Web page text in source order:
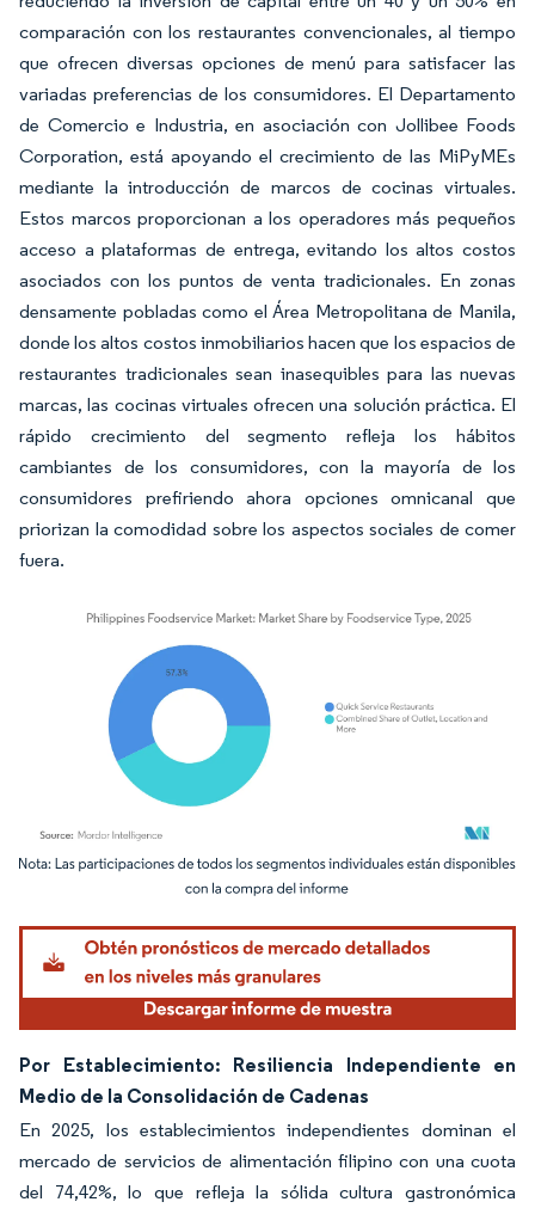
comparación con los restaurantes convencionales, al tiempo
que ofrecen diversas opciones de menú para satisfacer las
variadas preferencias de los consumidores. El Departamento
de Comercio e Industria, en asociación con Jollibee Foods
Corporation, está apoyando el crecimiento de las MiPyMEs
mediante la introducción de marcos de cocinas virtuales.
Estos marcos proporcionan a los operadores más pequeños
acceso a plataformas de entrega, evitando los altos costos
asociados con los puntos de venta tradicionales. En zonas
densamente pobladas como el Área Metropolitana de Manila,
donde los altos costos inmobiliarios hacen que los espacios de
restaurantes tradicionales sean inasequibles para las nuevas
marcas, las cocinas virtuales ofrecen una solución práctica. El
rápido crecimiento del segmento refleja los hábitos
cambiantes de los consumidores, con la mayoría de los
consumidores prefiriendo ahora opciones omnicanal que
priorizan la comodidad sobre los aspectos sociales de comer
fuera.
Imagen © Mordor Intelligence. El uso requiere atribución según CC BY 4.0.
Por Establecimiento: Resiliencia Independiente en
Medio de la Consolidación de Cadenas
En 2025, los establecimientos independientes dominan el
mercado de servicios de alimentación filipino con una cuota
del 74,42%, lo que refleja la sólida cultura gastronómica